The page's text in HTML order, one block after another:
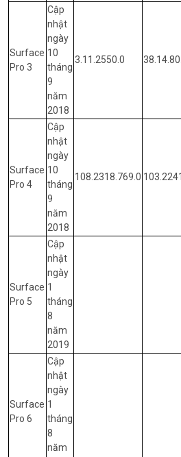
Surface
Pro 3
Cập
nhật
ngày
10
tháng
9
năm
2018
3.11.2550.0
Surface
Pro 4
Cập
nhật
ngày
10
tháng
9
năm
2018
108.2318.769.0
Surface
Pro 5
Cập
nhật
ngày
1
tháng
8
năm
2019
Surface
Pro 6
Cập
nhật
ngày
1
tháng
8
năm